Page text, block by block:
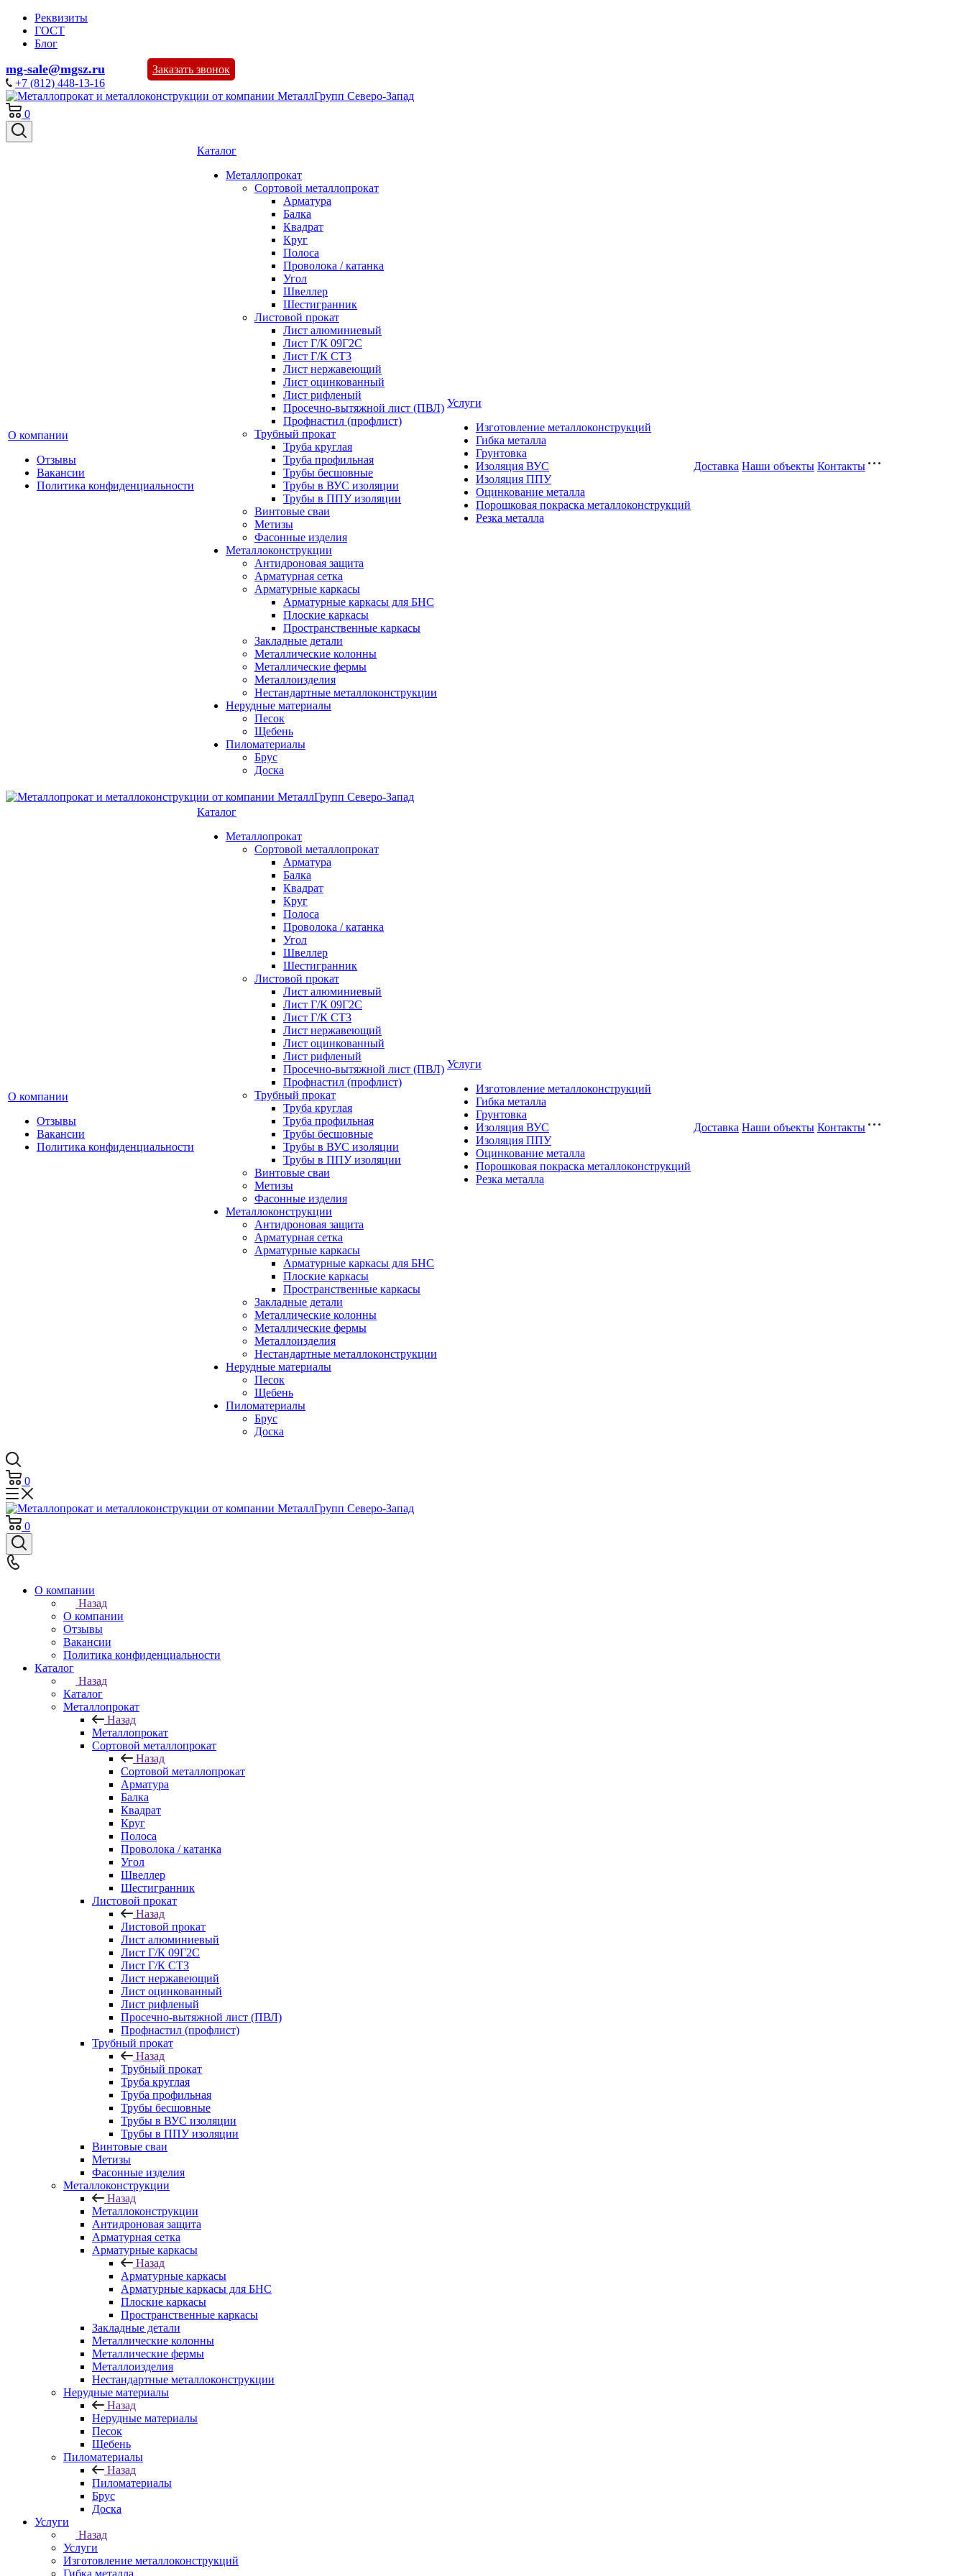
Реквизиты
ГОСТ
Блог
mg-sale@mgsz.ru
Заказать звонок
+7 (812) 448-13-16
0
О компании
Отзывы
Вакансии
Политика конфиденциальности
Каталог
Металлопрокат
Сортовой металлопрокат
Арматура
Балка
Квадрат
Круг
Полоса
Проволока / катанка
Угол
Швеллер
Шестигранник
Листовой прокат
Лист алюминиевый
Лист Г/К 09Г2С
Лист Г/К СТ3
Лист нержавеющий
Лист оцинкованный
Лист рифленый
Просечно-вытяжной лист (ПВЛ)
Профнастил (профлист)
Трубный прокат
Труба круглая
Труба профильная
Трубы бесшовные
Трубы в ВУС изоляции
Трубы в ППУ изоляции
Винтовые сваи
Метизы
Фасонные изделия
Металлоконструкции
Антидроновая защита
Арматурная сетка
Арматурные каркасы
Арматурные каркасы для БНС
Плоские каркасы
Пространственные каркасы
Закладные детали
Металлические колонны
Металлические фермы
Металлоизделия
Нестандартные металлоконструкции
Нерудные материалы
Песок
Щебень
Пиломатериалы
Брус
Доска
Услуги
Изготовление металлоконструкций
Гибка металла
Грунтовка
Изоляция ВУС
Изоляция ППУ
Оцинкование металла
Порошковая покраска металлоконструкций
Резка металла
Доставка Наши объекты Контакты
О компании
Отзывы
Вакансии
Политика конфиденциальности
Каталог
Металлопрокат
Сортовой металлопрокат
Арматура
Балка
Квадрат
Круг
Полоса
Проволока / катанка
Угол
Швеллер
Шестигранник
Листовой прокат
Лист алюминиевый
Лист Г/К 09Г2С
Лист Г/К СТ3
Лист нержавеющий
Лист оцинкованный
Лист рифленый
Просечно-вытяжной лист (ПВЛ)
Профнастил (профлист)
Трубный прокат
Труба круглая
Труба профильная
Трубы бесшовные
Трубы в ВУС изоляции
Трубы в ППУ изоляции
Винтовые сваи
Метизы
Фасонные изделия
Металлоконструкции
Антидроновая защита
Арматурная сетка
Арматурные каркасы
Арматурные каркасы для БНС
Плоские каркасы
Пространственные каркасы
Закладные детали
Металлические колонны
Металлические фермы
Металлоизделия
Нестандартные металлоконструкции
Нерудные материалы
Песок
Щебень
Пиломатериалы
Брус
Доска
Услуги
Изготовление металлоконструкций
Гибка металла
Грунтовка
Изоляция ВУС
Изоляция ППУ
Оцинкование металла
Порошковая покраска металлоконструкций
Резка металла
Доставка Наши объекты Контакты
0
0
О компании
Назад
О компании
Отзывы
Вакансии
Политика конфиденциальности
Каталог
Назад
Каталог
Металлопрокат
Назад
Металлопрокат
Сортовой металлопрокат
Назад
Сортовой металлопрокат
Арматура
Балка
Квадрат
Круг
Полоса
Проволока / катанка
Угол
Швеллер
Шестигранник
Листовой прокат
Назад
Листовой прокат
Лист алюминиевый
Лист Г/К 09Г2С
Лист Г/К СТ3
Лист нержавеющий
Лист оцинкованный
Лист рифленый
Просечно-вытяжной лист (ПВЛ)
Профнастил (профлист)
Трубный прокат
Назад
Трубный прокат
Труба круглая
Труба профильная
Трубы бесшовные
Трубы в ВУС изоляции
Трубы в ППУ изоляции
Винтовые сваи
Метизы
Фасонные изделия
Металлоконструкции
Назад
Металлоконструкции
Антидроновая защита
Арматурная сетка
Арматурные каркасы
Назад
Арматурные каркасы
Арматурные каркасы для БНС
Плоские каркасы
Пространственные каркасы
Закладные детали
Металлические колонны
Металлические фермы
Металлоизделия
Нестандартные металлоконструкции
Нерудные материалы
Назад
Нерудные материалы
Песок
Щебень
Пиломатериалы
Назад
Пиломатериалы
Брус
Доска
Услуги
Назад
Услуги
Изготовление металлоконструкций
Гибка металла